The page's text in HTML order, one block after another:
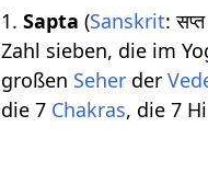
1.Sapta (Sanskrit:
Zahl sieben, die im
großen Seher der
die 7 Chakras, die 7